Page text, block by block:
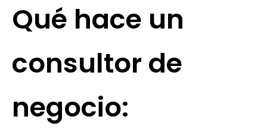
Qué hace un
consultor de
negocio: